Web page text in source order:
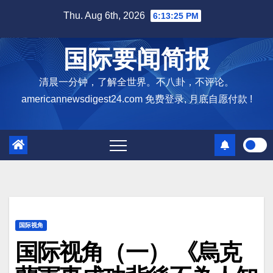
content
Thu. Aug 6th, 2026 6:13:27 PM
国际要闻简报
清晨一分钟，了解全世界。不八卦，不评论。
americannewsdigest24.com 免费登录, 月底自愿付款 !
国际视角
国际视角（一） 《烏克